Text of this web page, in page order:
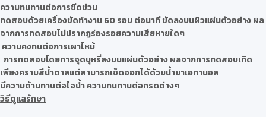
ความทนทานต่อการขีดข่วน
ทดสอบด้วยเครื่องขัดทำงาน 60 รอบ ต่อนาที ขัดลงบนผิวแผ่นตัวอย่าง ผล
จากการทดสอบไม่ปรากฏร่องรอยความเสียหายใดๆ
ความคงทนต่อการเผาไหม้
การทดสอบโดยการจุดบุหรี่ลงบนแผ่นตัวอย่าง ผลจากการทดสอบเกิด
เพียงคราบสีน้ำตาลแต่สามารถเช็ดออกได้ด้วยน้ำยาเอทานอล
มีความต้านทานต่อไอน้ำ ความทนทานต่อกรดต่างๆ
วิธีดูแลรักษา